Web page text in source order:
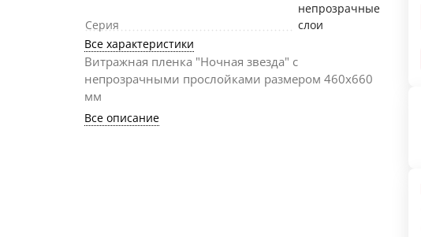
Серия
непрозрачные
слои
Все характеристики
Витражная пленка "Ночная звезда" с
непрозрачными прослойками размером 460х660
мм
Все описание